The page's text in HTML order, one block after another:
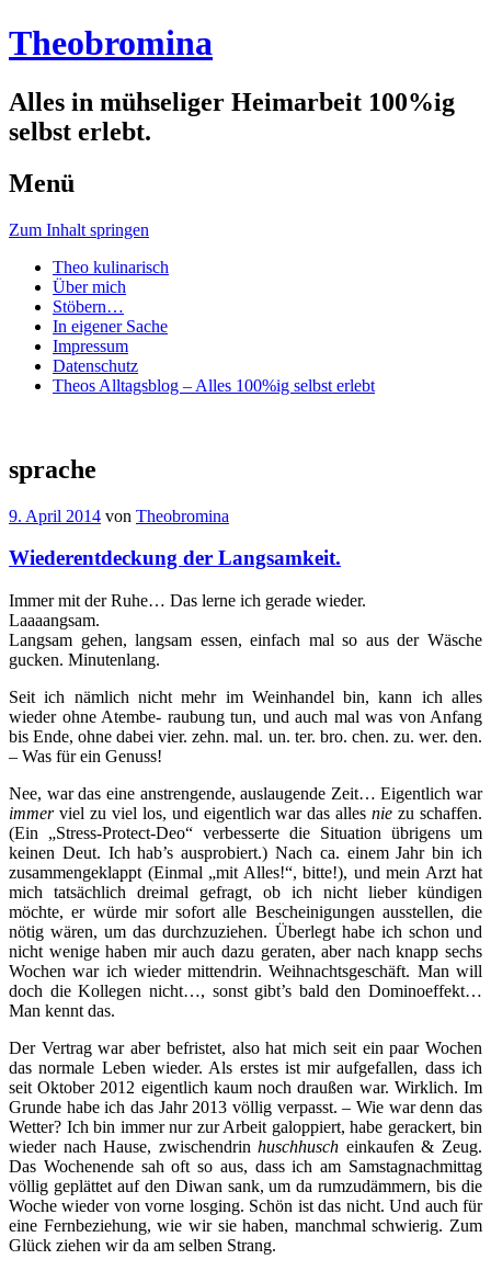
Theobromina
Alles in mühseliger Heimarbeit 100%ig
selbst erlebt.
Menü
Zum Inhalt springen
Theo kulinarisch
Über mich
Stöbern…
In eigener Sache
Impressum
Datenschutz
Theos Alltagsblog – Alles 100%ig selbst erlebt
sprache
9. April 2014 von Theobromina
Wiederentdeckung der Langsamkeit.
Immer mit der Ruhe… Das lerne ich gerade wieder.
Laaaangsam.
Langsam gehen, langsam essen, einfach mal so aus der Wäsche
gucken. Minutenlang.
Seit ich nämlich nicht mehr im Weinhandel bin, kann ich alles
wieder ohne Atembe- raubung tun, und auch mal was von Anfang
bis Ende, ohne dabei vier. zehn. mal. un. ter. bro. chen. zu. wer. den.
– Was für ein Genuss!
Nee, war das eine anstrengende, auslaugende Zeit… Eigentlich war
immerviel zu viel los, und eigentlich war das allesnie zu schaffen.
(Ein „Stress-Protect-Deo“ verbesserte die Situation übrigens um
keinen Deut. Ich hab’s ausprobiert.) Nach ca. einem Jahr bin ich
zusammengeklappt (Einmal „mit Alles!“, bitte!), und mein Arzt hat
mich tatsächlich dreimal gefragt, ob ich nicht lieber kündigen
möchte, er würde mir sofort alle Bescheinigungen ausstellen, die
nötig wären, um das durchzuziehen. Überlegt habe ich schon und
nicht wenige haben mir auch dazu geraten, aber nach knapp sechs
Wochen war ich wieder mittendrin. Weihnachtsgeschäft. Man will
doch die Kollegen nicht…, sonst gibt’s bald den Dominoeffekt…
Man kennt das.
Der Vertrag war aber befristet, also hat mich seit ein paar Wochen
das normale Leben wieder. Als erstes ist mir aufgefallen, dass ich
seit Oktober 2012 eigentlich kaum noch draußen war. Wirklich. Im
Grunde habe ich das Jahr 2013 völlig verpasst. – Wie war denn das
Wetter? Ich bin immer nur zur Arbeit galoppiert, habe gerackert, bin
wieder nach Hause, zwischendrinhuschhusch einkaufen & Zeug.
Das Wochenende sah oft so aus, dass ich am Samstagnachmittag
völlig geplättet auf den Diwan sank, um da rumzudämmern, bis die
Woche wieder von vorne losging. Schön ist das nicht. Und auch für
eine Fernbeziehung, wie wir sie haben, manchmal schwierig. Zum
Glück ziehen wir da am selben Strang.